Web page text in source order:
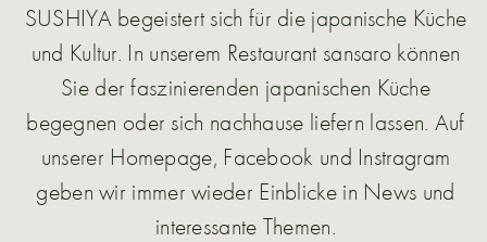
SUSHIYA begeistert sich für die japanische Küche
und Kultur. In unserem Restaurant sansaro können
Sie der faszinierenden japanischen Küche
begegnen oder sich nachhause liefern lassen. Auf
unserer Homepage, Facebook und Instragram
geben wir immer wieder Einblicke in News und
interessante Themen.